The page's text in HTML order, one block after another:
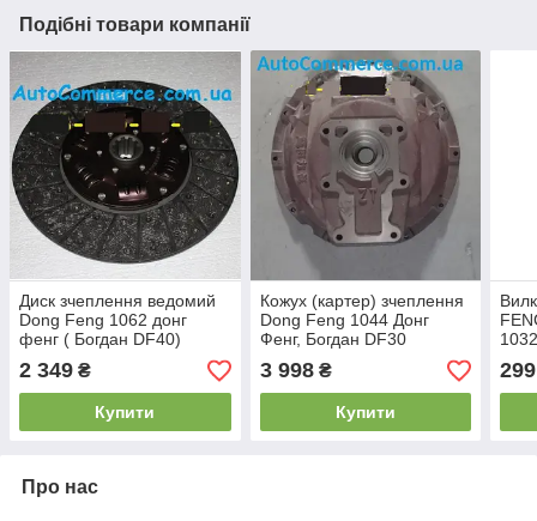
Подібні товари компанії
Диск зчеплення ведомий
Dong Feng 1062 донг
фенг ( Богдан DF40)
2 349 ₴
Купити
Кожух (картер) зчеплення
Dong Feng 1044 Донг
Фенг, Богдан DF30
3 998₴
Купити
299
Про нас